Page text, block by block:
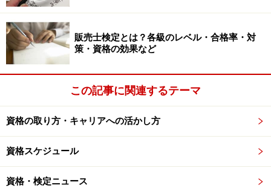
身につけることで、市場価値もぐっと上がる「マネジメ
ントスキル」。そんな「マネジメントスキル」をできる
だけ手軽に、しかも効果的に学ぶためにはどうすれば良
いのでしょうか？
これなら、懐具合を気にせずに学べそう？！いよいよ
次ページで、「お小遣いで学べるマネジメントスキル」
※記事内容は執筆時点のものです。最新の内容をご確認くださ
い。
販売士検定とは？各級のレベル・合格率・対
策・資格の効果など
この記事に関連するテーマ
資格の取り方・キャリアへの活かし方
資格スケジュール
資格・検定ニュース